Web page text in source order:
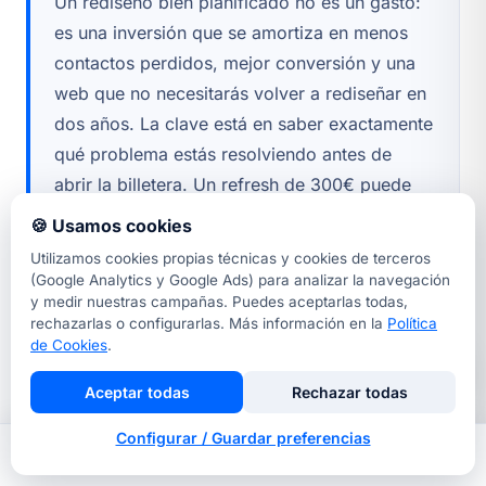
(5) probar en staging antes de publicar; (6)
hacer seguimiento en Google Search
Console las primeras 4 semanas tras el
lanzamiento para detectar caídas.
es una inversión que se amortiza en menos
contactos perdidos, mejor conversión y una
web que no necesitarás volver a rediseñar en
dos años. La clave está en saber exactamente
qué problema estás resolviendo antes de
abrir la billetera. Un refresh de 300€ puede
hacer más que un redesign de 2.000€ si el
4.000€ puede ser la decisión más rentable
del año si tu web actual te está costando
clientes cada semana.
Si no tienes claro en qué nivel estás, empieza
por la auditoría gratuita. En 24 horas tendrás
un diagnóstico honesto, sin presión de venta.
Pídela aquío, si ya tienes presupuesto
🍪 Usamos cookies
Utilizamos cookies propias técnicas y cookies de terceros
(Google Analytics y Google Ads) para analizar la navegación
y medir nuestras campañas. Puedes aceptarlas todas,
rechazarlas o configurarlas. Más información en la Política
de Cookies.
Aceptar todas Rechazar todas
Configurar / Guardar preferencias